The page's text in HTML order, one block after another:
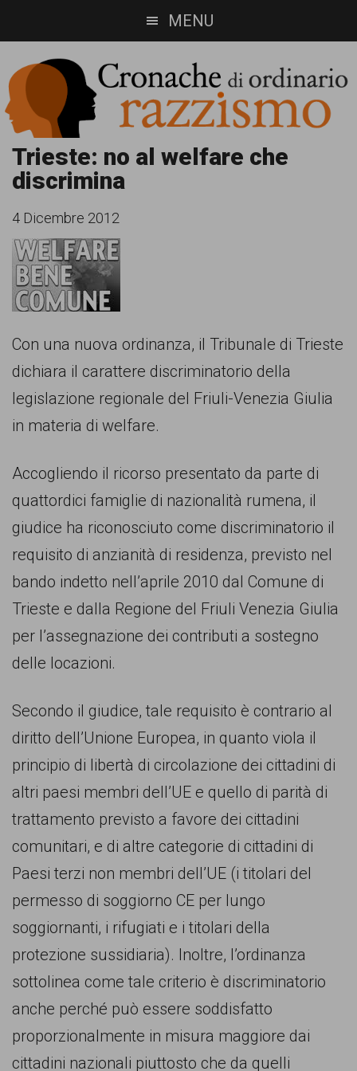
to
main
content
to
footer
MENU
Cronache
di
ordinario
razzismo
Cronachediordinariorazzismo.org
informazione,
approfondimento
comunicazione
specificamente
dedicato
fenomeno
del
razzismo
curato
da
Lunaria
collaborazione
persone,
associazioni
movimenti
che
battono
per
pari
opportunità
Trieste: no al welfare che
discrimina
4 Dicembre 2012
Con una nuova ordinanza, il Tribunale di Trieste
dichiara il carattere discriminatorio della
legislazione regionale del Friuli-Venezia Giulia
in materia di welfare.
Accogliendo il ricorso presentato da parte di
quattordici famiglie di nazionalità rumena, il
giudice ha riconosciuto come discriminatorio il
requisito di anzianità di residenza, previsto nel
bando indetto nell’aprile 2010 dal Comune di
Trieste e dalla Regione del Friuli Venezia Giulia
per l’assegnazione dei contributi a sostegno
delle locazioni.
Secondo il giudice, tale requisito è contrario al
diritto dell’Unione Europea, in quanto viola il
principio di libertà di circolazione dei cittadini di
altri paesi membri dell’UE e quello di parità di
trattamento previsto a favore dei cittadini
comunitari, e di altre categorie di cittadini di
Paesi terzi non membri dell’UE (i titolari del
permesso di soggiorno CE per lungo
soggiornanti, i rifugiati e i titolari della
protezione sussidiaria). Inoltre, l’ordinanza
sottolinea come tale criterio è discriminatorio
anche perché può essere soddisfatto
proporzionalmente in misura maggiore dai
cittadini nazionali piuttosto che da quelli